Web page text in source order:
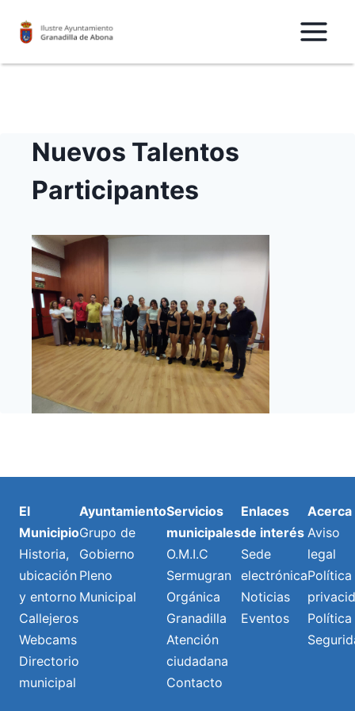
Nuevos Talentos
Participantes
El
Municipio
Historia,
ubicación
y entorno
Callejeros
Webcams
Directorio
municipal
Ayuntamiento
Grupo de
Gobierno
Pleno
Municipal
Servicios
municipales
O.M.I.C
Sermugran
Orgánica
Granadilla
Atención
ciudadana
Contacto
Enlaces
de interés
Sede
electrónica
Noticias
Eventos
Acerca
Aviso
legal
Política
Política